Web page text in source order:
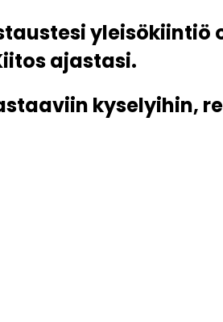
yleisökiintiö
ajastasi.
kyselyihin,